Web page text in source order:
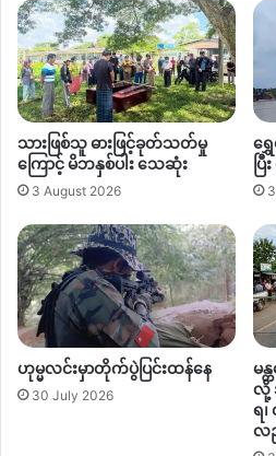
ကို တောင်းဆိုထားတယ်။ အကြောင်းမ
အကြောင်းကြားစာ ပြန်လာမှ ဆက်
နောက်ပြီး TAT ကလည်း အစိုးရကနေ
တဲ့ အတွက် ကျနော်တို့မြင်တဲ့အတိုင်း
နေသင့်တယ်။ ဘာကြောင့်လဲဆိုတော့ င
ပညာအထောက်အကူပြုဖို့ လုပ်ဆော
လည်းဖြစ်တယ်” ဟု ပြောဆိုသည်။
ငြိမ်းချမ်းရေးလုပ်ငန်းများဆောင်ရွ
လက်တွဲဆောင်ရွက်မှုများရှိခဲ့ပြီး အ
ကြောင့်ပြောဆိုနေခြင်းဖြစ်သည့်အတွ
များပြုလုပ်လာချိန် TAT ၏ လုပ်ငန်
ထည့်သွင်းရှင်းလင်းသွားမည်ဟု သူ
၂၀၁၇ ခုနှစ် ဒီဇင်ဘာလတွင်လည်း
အစိုးရအာဏာပိုင်အဖွဲ့က ဝင်ရောက်စစ်
က
ခွင့်
မ
ပြု
သဖြင့်
ပြန်
နိုင်
သေး
သားဖြစ်သူ ဓားဖြင့်ခုတ်သတ်မှု
ကြောင့် မိဘနှစ်ပါး သေဆုံး
3 August 2026
ရွှ
ပ
ဟုမ္မလင်းမှာတိုက်ပွဲပြင်းထန်နေ
30 July 2026
မန္
လို့
ရ
လ